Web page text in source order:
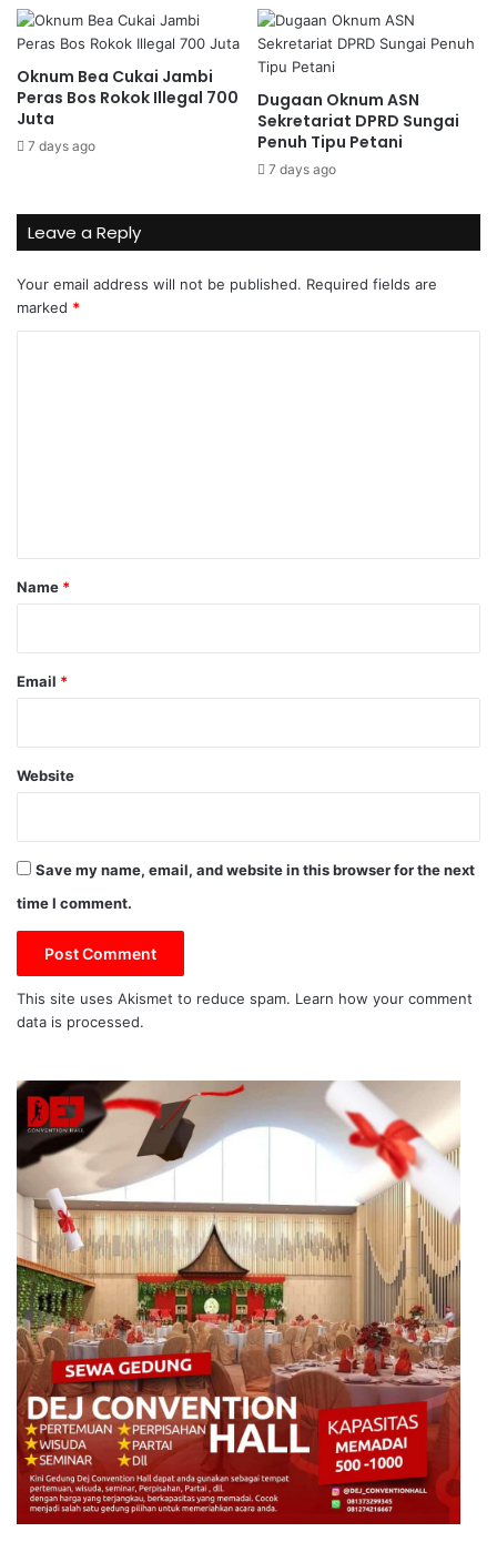
Oknum Bea Cukai Jambi
Peras Bos Rokok Illegal 700
Juta
7 days ago
Dugaan Oknum ASN
Sekretariat DPRD Sungai
Penuh Tipu Petani
7 days ago
Leave a Reply
Your email address will not be published. Required fields are
marked *
*
Name *
Email *
Website
Save my name, email, and website in this browser for the next
time I comment.
This site uses Akismet to reduce spam. Learn how your comment
data is processed.